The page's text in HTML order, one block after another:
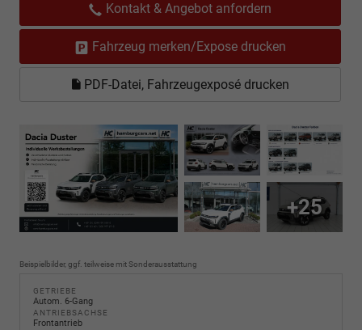
Kontakt & Angebot anfordern
Fahrzeug merken/Expose drucken
PDF-Datei, Fahrzeugexposé drucken
+25
Beispielbilder, ggf. teilweise mit Sonderausstattung
GETRIEBE
Autom. 6-Gang
ANTRIEBSACHSE
Frontantrieb